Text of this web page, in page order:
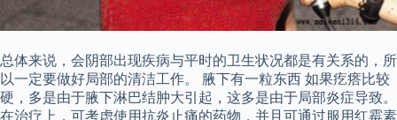
总体来说，会阴部出现疾病与平时的卫生状况都是有关系的，所
以一定要做好局部的清洁工作。 腋下有一粒东西 如果疙瘩比较
硬，多是由于腋下淋巴结肿大引起，这多是由于局部炎症导致。
在治疗上，可考虑使用抗炎止痛的药物，并且可通过服用红霉素